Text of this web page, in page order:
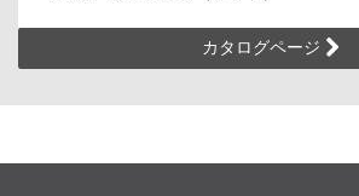
カタログページ